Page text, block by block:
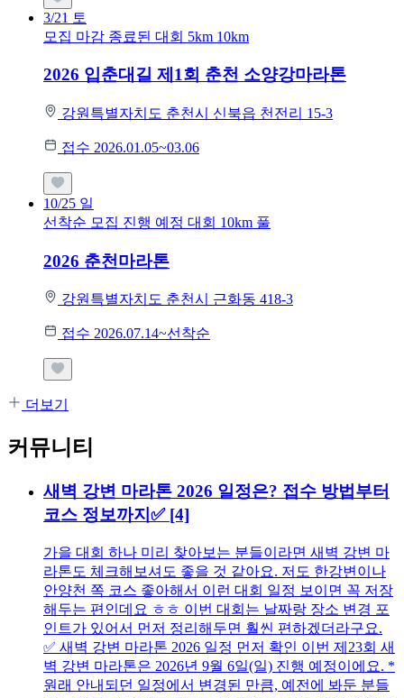
3/21 토
모집 마감 종료된 대회 5km 10km
2026 입춘대길 제1회 춘천 소양강마라톤
강원특별자치도 춘천시 신북읍 천전리 15-3
접수 2026.01.05~03.06
10/25 일
선착순 모집 진행 예정 대회 10km 풀
2026 춘천마라톤
강원특별자치도 춘천시 근화동 418-3
접수 2026.07.14~선착순
더보기
커뮤니티
새벽 강변 마라톤 2026 일정은? 접수 방법부터
코스 정보까지✅ [4]
가을 대회 하나 미리 찾아보는 분들이라면 새벽 강변 마
라톤도 체크해보셔도 좋을 것 같아요. 저도 한강변이나
안양천 쪽 코스 좋아해서 이런 대회 일정 보이면 꼭 저장
해두는 편인데요 ㅎㅎ 이번 대회는 날짜랑 장소 변경 포
인트가 있어서 먼저 정리해두면 훨씬 편하겠더라구요.
✅ 새벽 강변 마라톤 2026 일정 먼저 확인 이번 제23회 새
벽 강변 마라톤은 2026년 9월 6일(일) 진행 예정이에요. *
원래 안내되던 일정에서 변경된 만큼, 예전에 봐둔 분들